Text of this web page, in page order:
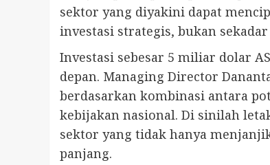
sektor yang diyakini dapat
investasi strategis, bukan
Investasi sebesar 5 miliar dolar
depan. Managing Director
berdasarkan kombinasi antara
kebijakan nasional. Di sinilah
sektor yang tidak hanya
panjang.